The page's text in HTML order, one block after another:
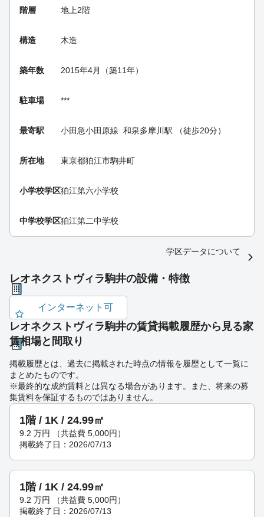
階層 地上2階
構造 木造
築年数 2015年4月（築11年）
駐車場 ***
最寄駅 小田急小田原線 和泉多摩川駅 （徒歩20分）
所在地 東京都狛江市駒井町
小学校学区狛江第六小学校
中学校学区狛江第二中学校
学区データについて
レオネクストヴィラ駒井の設備・特徴
インターネット可
レオネクストヴィラ駒井の賃貸掲載履歴から見る家
賃相場と間取り
掲載履歴とは、過去に掲載された時点の情報を履歴として一覧に
まとめたものです。
※最終的な成約賃料とは異なる場合があります。また、将来の募
集賃料を保証するものではありません。
1階 / 1K / 24.99㎡
9.2 万円
（共益費 5,000円）
掲載終了日：2026/07/13
1階 / 1K / 24.99㎡
9.2 万円
（共益費 5,000円）
掲載終了日：2026/07/13